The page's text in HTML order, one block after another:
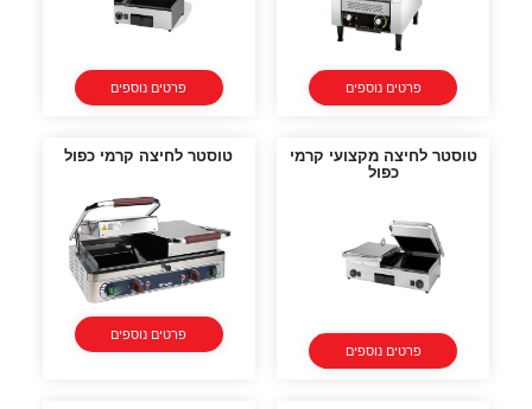
פרטים נוספים פרטים נוספים
טוסטר לחיצה מקצועי קרמי
כפול
פרטים נוספים
טוסטר לחיצה קרמי כפול
פרטים נוספים